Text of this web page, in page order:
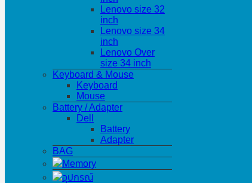
Lenovo size 32
inch
Lenovo size 34
inch
Lenovo Over
size 34 inch
Keyboard & Mouse
Keyboard
Mouse
Battery / Adapter
Dell
Battery
Adapter
BAG
Memory
อุปกรณ์